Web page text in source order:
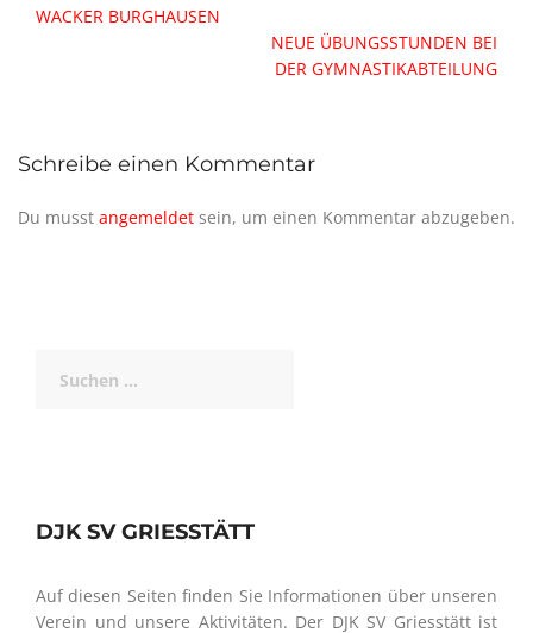
WACKER BURGHAUSEN
NEUE ÜBUNGSSTUNDEN BEI
DER GYMNASTIKABTEILUNG
Schreibe einen Kommentar
Du musst angemeldet sein, um einen Kommentar abzugeben.
nach:
DJK SV GRIESSTÄTT
Auf diesen Seiten finden Sie Informationen über unseren
Verein und unsere Aktivitäten. Der DJK SV Griesstätt ist